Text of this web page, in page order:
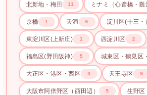
北新地・梅田 11 ミナミ（心斎橋・難
京橋 1 天満 6 淀川区(十三・
東淀川区(上新庄) 1 西淀川区 2
福島区(野田阪神) 5 城東区・鶴見区
大正区・港区・西区 3 天王寺区 9
大阪市阿倍野区（西田辺） 5 生野区